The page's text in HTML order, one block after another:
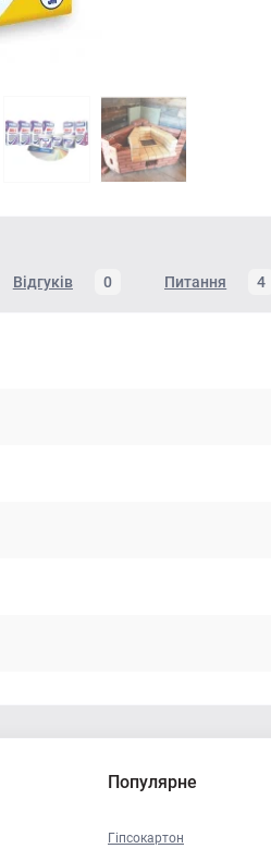
Відгуків 0 Питання 4
Популярне
Гіпсокартон